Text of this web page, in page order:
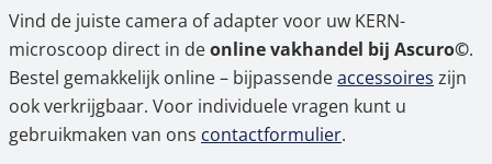
Vind de juiste camera of adapter voor uw KERN-
microscoop direct in deonline vakhandel bij Ascuro©.
Bestel gemakkelijk online – bijpassendeaccessoires zijn
ook verkrijgbaar. Voor individuele vragen kunt u
gebruikmaken van ons contactformulier.